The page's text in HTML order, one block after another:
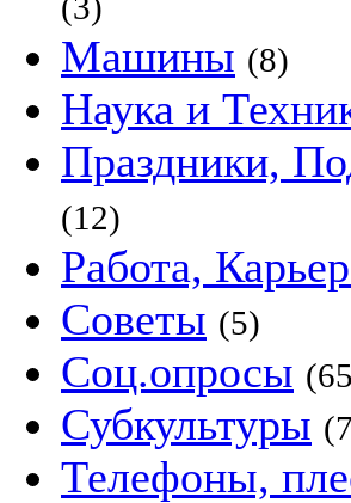
Машины (8)
Наука и
Праздники,
(12)
Работа,
Советы (5)
Соц.опросы
Субкультуры
Телефоны,